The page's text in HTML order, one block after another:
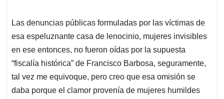
Las denuncias públicas formuladas por las víctimas de
esa espeluznante casa de lenocinio, mujeres invisibles
en ese entonces, no fueron oídas por la supuesta
“fiscalía histórica” de Francisco Barbosa, seguramente,
tal vez me equivoque, pero creo que esa omisión se
daba porque el clamor provenía de mujeres humildes